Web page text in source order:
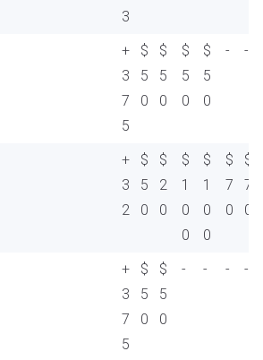
3
+
3
7
5
$
5
0
$
5
0
$
5
0
$
5
0
- -
+
3
2
$
5
0
$
2
0
$
1
0
0
$
1
0
0
$
7
0
$
7
0
+
3
7
5
$
5
0
$
5
0
- - - -